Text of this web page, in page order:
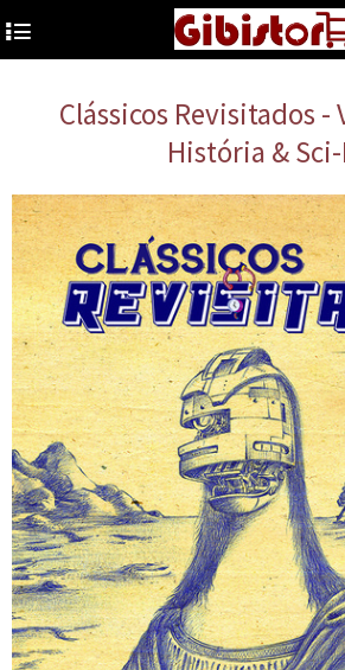
4
Clássicos Revisitados -
História &